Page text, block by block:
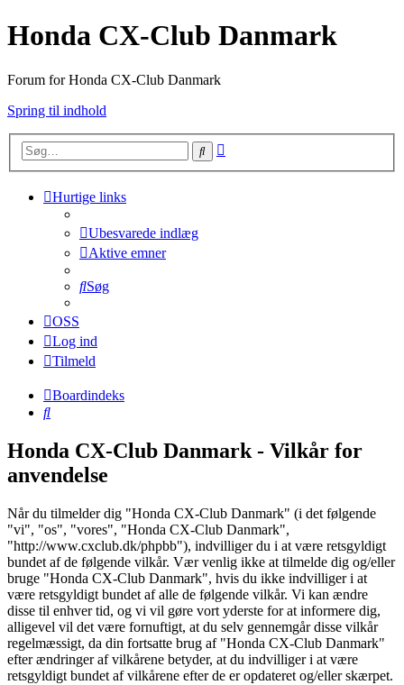
Honda CX-Club Danmark
Forum for Honda CX-Club Danmark
Spring til indhold
Søg
Hurtige links
Ubesvarede indlæg
Aktive emner
Søg
OSS
Log ind
Tilmeld
Boardindeks
Søg
Honda CX-Club Danmark - Vilkår for
anvendelse
Når du tilmelder dig "Honda CX-Club Danmark" (i det følgende
"vi", "os", "vores", "Honda CX-Club Danmark",
"http://www.cxclub.dk/phpbb"), indvilliger du i at være retsgyldigt
bundet af de følgende vilkår. Vær venlig ikke at tilmelde dig og/eller
bruge "Honda CX-Club Danmark", hvis du ikke indvilliger i at
være retsgyldigt bundet af alle de følgende vilkår. Vi kan ændre
disse til enhver tid, og vi vil gøre vort yderste for at informere dig,
alligevel vil det være fornuftigt, at du selv gennemgår disse vilkår
regelmæssigt, da din fortsatte brug af "Honda CX-Club Danmark"
efter ændringer af vilkårene betyder, at du indvilliger i at være
retsgyldigt bundet af vilkårene efter de er opdateret og/eller skærpet.